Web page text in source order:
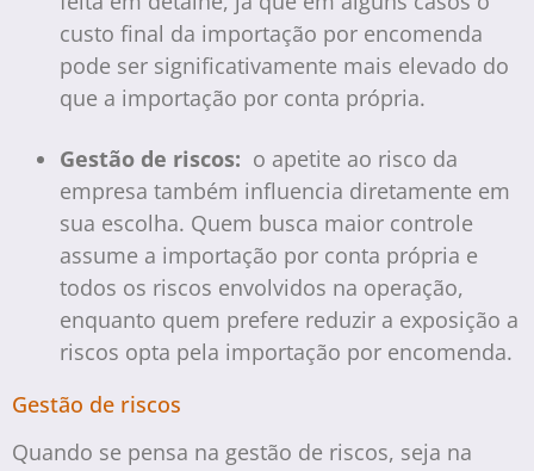
custo final da importação por encomenda
pode ser significativamente mais elevado do
que a importação por conta própria.
Gestão de riscos: o apetite ao risco da
empresa também influencia diretamente em
sua escolha. Quem busca maior controle
assume a importação por conta própria e
todos os riscos envolvidos na operação,
enquanto quem prefere reduzir a exposição a
riscos opta pela importação por encomenda.
Gestão de riscos
Quando se pensa na gestão de riscos, seja na